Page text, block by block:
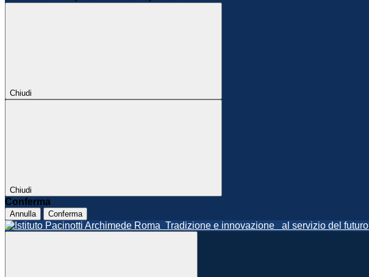
Chiudi
Chiudi
Conferma
Annulla Conferma
Roma Tradizione e innovazione al servizio del futuro